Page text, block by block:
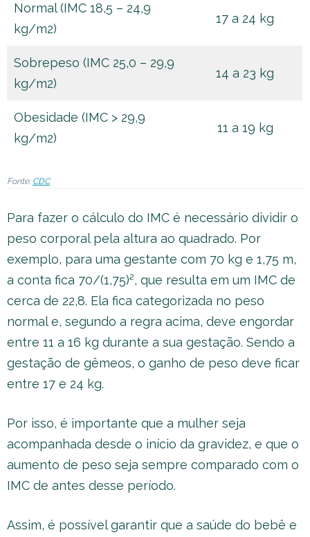
Normal (IMC 18,5 – 24,9
kg/m2)
17 a 24 kg
Sobrepeso (IMC 25,0 – 29,9
kg/m2)
14 a 23 kg
Obesidade (IMC > 29,9
kg/m2)
11 a 19 kg
Fonte: CDC
Para fazer o cálculo do IMC é necessário dividir o
peso corporal pela altura ao quadrado. Por
exemplo, para uma gestante com 70 kg e 1,75 m,
a conta fica 70/(1,75)², que resulta em um IMC de
cerca de 22,8. Ela fica categorizada no peso
normal e, segundo a regra acima, deve engordar
entre 11 a 16 kg durante a sua gestação. Sendo a
gestação de gêmeos, o ganho de peso deve ficar
entre 17 e 24 kg.
Por isso, é importante que a mulher seja
acompanhada desde o início da gravidez, e que o
aumento de peso seja sempre comparado com o
IMC de antes desse período.
Assim, é possível garantir que a saúde do bebê e